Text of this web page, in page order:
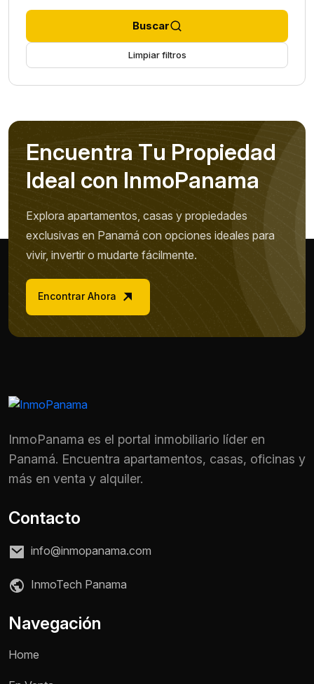
Nombre *
Buscar
Limpiar filtros
Encuentra Tu Propiedad
Ideal con InmoPanama
Explora apartamentos, casas y propiedades
exclusivas en Panamá con opciones ideales para
vivir, invertir o mudarte fácilmente.
Encontrar Ahora
InmoPanama es el portal inmobiliario líder en
Panamá. Encuentra apartamentos, casas, oficinas y
más en venta y alquiler.
Contacto
info@inmopanama.com
InmoTech Panama
Navegación
Home